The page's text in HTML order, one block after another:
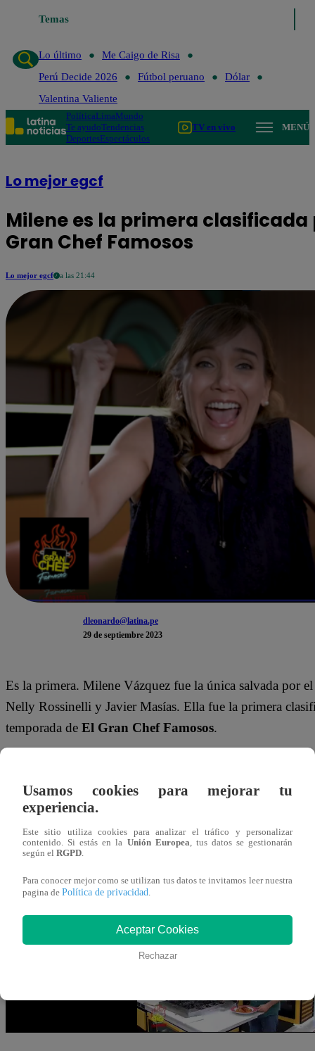
Temas
Lo último
Me Caigo de Risa
Perú Decide 2026
Fútbol peruano
Dólar
Valentina Valiente
PolíticaLimaMundo
Te ayudoTendencias
DeportesEspectáculos
TV en vivo MENÚ
Lo mejor egcf
Milene es la primera
Gran Chef Famosos
Lo mejor egcf a las 21:44
dleonardo@latina.pe
29 de septiembre 2023
Es la primera. Milene Vázquez fue la única salvada por
Nelly Rossinelli y Javier Masías. Ella fue la primera
temporada de El Gran Chef Famosos.
decidió salvar a la participante. Ella descansará tres días
se batirán en duelo para llegar a la gran final.
Este viernes 29 de septiembre se vive una nueva gala de
Mariella Zanetti, Armando Machuca, Leslie Stewart,
últimos 6 participantes de la competencia y llegaron
Usamos cookies para mejorar tu
experiencia.
Este sitio utiliza cookies para analizar el tráfico y personalizar
contenido. Si estás en la Unión Europea, tus datos se gestionarán
según el RGPD.
Para conocer mejor como se utilizan tus datos te invitamos leer nuestra
pagina de Política de privacidad.
Aceptar Cookies
Rechazar